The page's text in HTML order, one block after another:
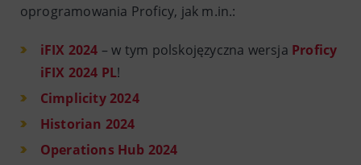
oprogramowania Proficy, jak m.in.:
iFIX 2024 – w tym polskojęzyczna wersja Proficy
iFIX 2024 PL!
Cimplicity 2024
Historian 2024
Operations Hub 2024